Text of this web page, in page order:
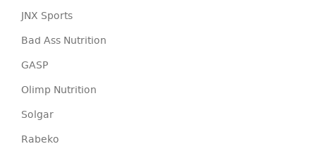
JNX Sports
Bad Ass Nutrition
GASP
Olimp Nutrition
Solgar
Rabeko